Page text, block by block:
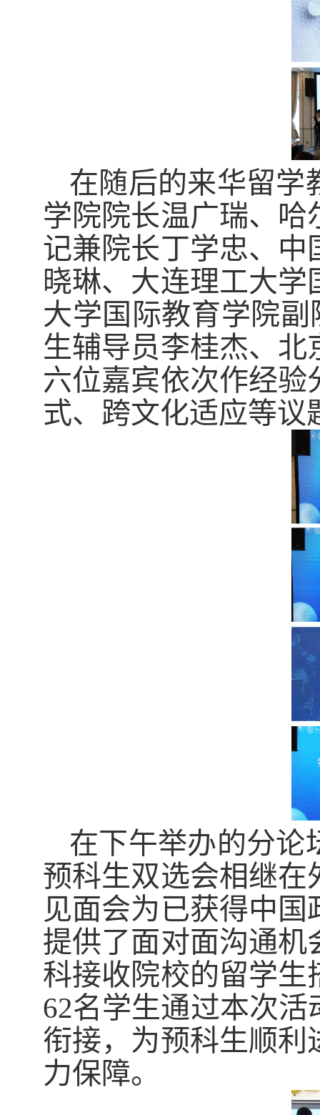
在随后的来华留学
学院院长温广瑞、
记兼院长丁学忠、
晓琳、大连理工大
大学国际教育学院
生辅导员李桂杰、
六位嘉宾依次作经
式、跨文化适应等议
在下午举办的分论
预科生双选会相继
见面会为已获得中
提供了面对面沟通
科接收院校的留学
62名学生通过本次
衔接，为预科生顺
力保障。